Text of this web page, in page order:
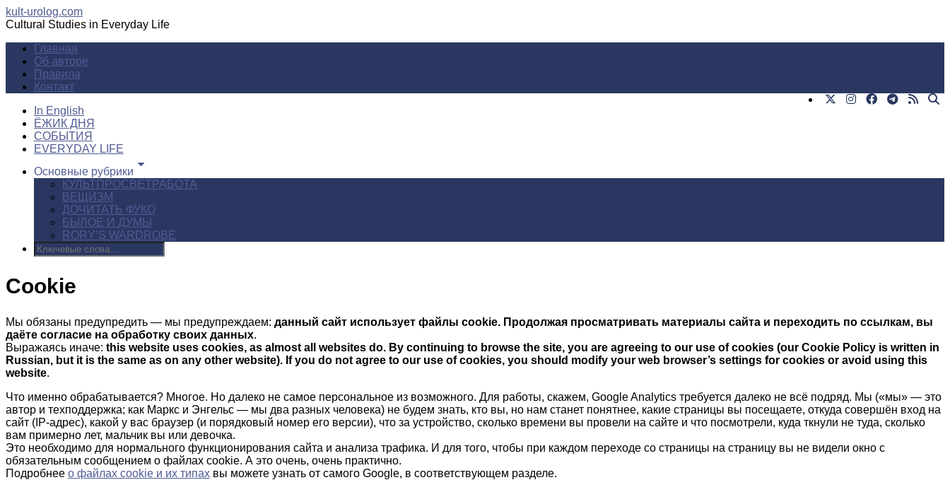
kult-urolog.com
Cultural Studies in Everyday Life
Главная
Об авторе
Правила
Контакт
In English
ЁЖИК ДНЯ
СОБЫТИЯ
EVERYDAY LIFE
Основные рубрики
КУЛЬТПРОСВЕТРАБОТА
ВЕЩИЗМ
ДОЧИТАТЬ ФУКО
БЫЛОЕ И ДУМЫ
RORY’S WARDROBE
Cookie
Мы обязаны предупредить — мы предупреждаем: данный сайт использует файлы cookie. Продолжая просматривать материалы сайта и переходить по ссылкам, вы
даёте согласие на обработку своих данных.
Выражаясь иначе: this website uses cookies, as almost all websites do. By continuing to browse the site, you are agreeing to our use of cookies (our Cookie Policy is written in
Russian, but it is the same as on any other website). If you do not agree to our use of cookies, you should modify your web browser’s settings for cookies or avoid using this
website.
Что именно обрабатывается? Многое. Но далеко не самое персональное из возможного. Для работы, скажем, Google Analytics требуется далеко не всё подряд. Мы («мы» — это
автор и техподдержка; как Маркс и Энгельс — мы два разных человека) не будем знать, кто вы, но нам станет понятнее, какие страницы вы посещаете, откуда совершён вход на
сайт (IP-адрес), какой у вас браузер (и порядковый номер его версии), что за устройство, сколько времени вы провели на сайте и что посмотрели, куда ткнули не туда, сколько
вам примерно лет, мальчик вы или девочка.
Это необходимо для нормального функционирования сайта и анализа трафика. И для того, чтобы при каждом переходе со страницы на страницу вы не видели окно с
обязательным сообщением о файлах cookie. А это очень, очень практично.
Подробнее о файлах cookie и их типах вы можете узнать от самого Google, в соответствующем разделе.